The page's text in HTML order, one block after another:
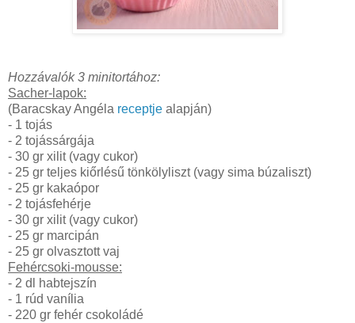
Hozzávalók 3 minitortához:
Sacher-lapok:
(Baracskay Angéla receptje alapján)
- 1 tojás
- 2 tojássárgája
- 30 gr xilit (vagy cukor)
- 25 gr teljes kiőrlésű tönkölyliszt (vagy sima búzaliszt)
- 25 gr kakaópor
- 2 tojásfehérje
- 30 gr xilit (vagy cukor)
- 25 gr marcipán
- 25 gr olvasztott vaj
Fehércsoki-mousse:
- 2 dl habtejszín
- 1 rúd vanília
- 220 gr fehér csokoládé